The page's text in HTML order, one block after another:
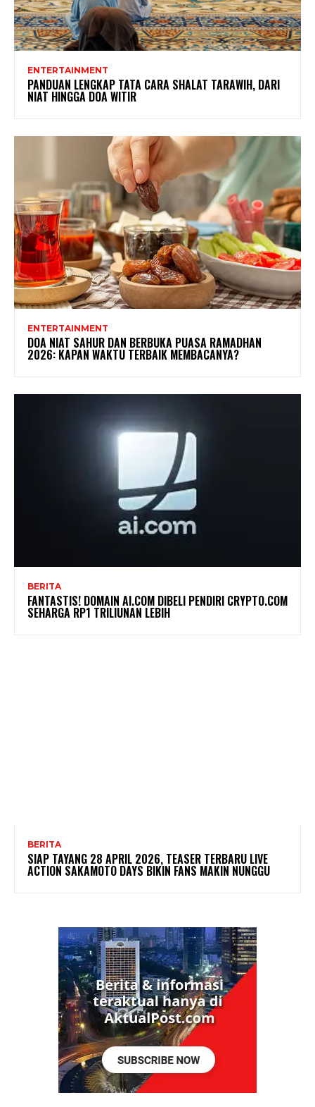
ENTERTAINMENT
PANDUAN LENGKAP TATA CARA SHALAT TARAWIH, DARI
NIAT HINGGA DOA WITIR
ENTERTAINMENT
DOA NIAT SAHUR DAN BERBUKA PUASA RAMADHAN
2026: KAPAN WAKTU TERBAIK MEMBACANYA?
BERITA
FANTASTIS! DOMAIN AI.COM DIBELI PENDIRI CRYPTO.COM
SEHARGA RP1 TRILIUNAN LEBIH
BERITA
SIAP TAYANG 28 APRIL 2026, TEASER TERBARU LIVE
ACTION SAKAMOTO DAYS BIKIN FANS MAKIN NUNGGU